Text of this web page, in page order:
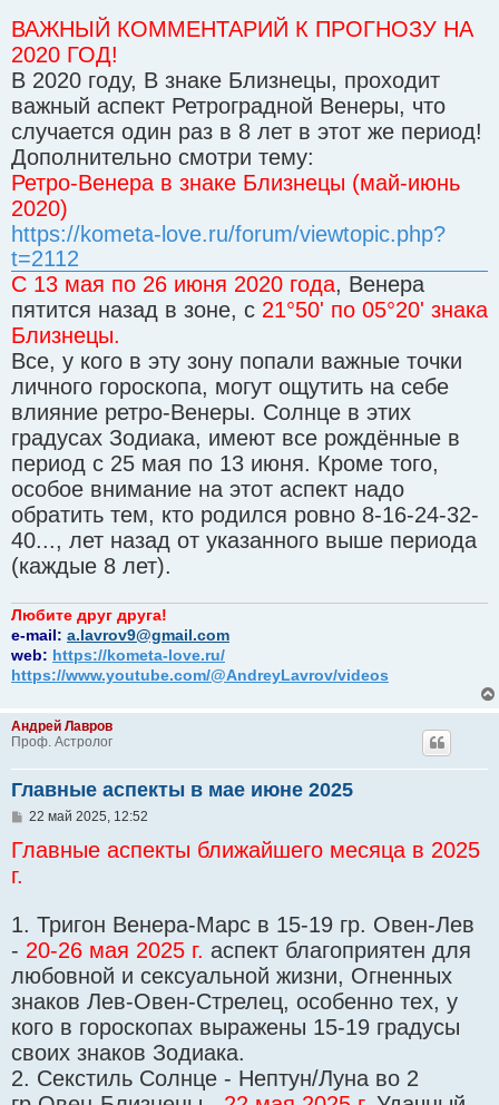
и
е
ВАЖНЫЙ КОММЕНТАРИЙ К ПРОГНОЗУ НА
2020 ГОД!
В 2020 году, В знаке Близнецы, проходит
важный аспект Ретроградной Венеры, что
случается один раз в 8 лет в этот же период!
Дополнительно смотри тему:
Ретро-Венера в знаке Близнецы (май-июнь
2020)
https://kometa-love.ru/forum/viewtopic.php?
t=2112
С 13 мая по 26 июня 2020 года, Венера
пятится назад в зоне, с 21°50' по 05°20' знака
Близнецы.
Все, у кого в эту зону попали важные точки
личного гороскопа, могут ощутить на себе
влияние ретро-Венеры. Солнце в этих
градусах Зодиака, имеют все рождённые в
период с 25 мая по 13 июня. Кроме того,
особое внимание на этот аспект надо
обратить тем, кто родился ровно 8-16-24-32-
40..., лет назад от указанного выше периода
(каждые 8 лет).
Любите друг друга!
e-mail: a.lavrov9@gmail.com
web: https://kometa-love.ru/
https://www.youtube.com/@AndreyLavrov/videos
Андрей Лавров
Проф. Астролог
Главные аспекты в мае июне 2025
С
о
б
е
22 май 2025, 12:52
Главные аспекты ближайшего месяца в 2025
г.
1. Тригон Венера-Марс в 15-19 гр. Овен-Лев
- 20-26 мая 2025 г. аспект благоприятен для
любовной и сексуальной жизни, Огненных
знаков Лев-Овен-Стрелец, особенно тех, у
кого в гороскопах выражены 15-19 градусы
своих знаков Зодиака.
2. Секстиль Солнце - Нептун/Луна во 2